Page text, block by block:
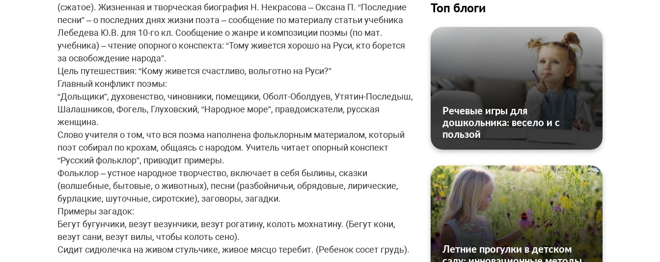
(сжатое). Жизненная и творческая биография Н. Некрасова – Оксана П. “Последние
песни” – о последних днях жизни поэта – сообщение по материалу статьи учебника
Лебедева Ю.В. для 10-го кл. Сообщение о жанре и композиции поэмы (по мат.
учебника) – чтение опорного конспекта: “Тому живется хорошо на Руси, кто борется
за освобождение народа”.
Цель путешествия: “Кому живется счастливо, вольготно на Руси?”
Главный конфликт поэмы:
“Дольщики”, духовенство, чиновники, помещики, Оболт-Оболдуев, Утятин-Последыш,
Шалашников, Фогель, Глуховский, “Народное море”, правдоискатели, русская
женщина.
Слово учителя о том, что вся поэма наполнена фольклорным материалом, который
поэт собирал по крохам, общаясь с народом. Учитель читает опорный конспект
“Русский фольклор”, приводит примеры.
Фольклор – устное народное творчество, включает в себя былины, сказки
(волшебные, бытовые, о животных), песни (разбойничьи, обрядовые, лирические,
бурлацкие, шуточные, сиротские), заговоры, загадки.
Примеры загадок:
Бегут бугунчики, везут везунчики, везут рогатину, колоть мохнатину. (Бегут кони,
везут сани, везут вилы, чтобы колоть сено).
Сидит сидюлечка на живом стульчике, живое мясцо теребит. (Ребенок сосет грудь).
Топ блоги
Речевые игры для
дошкольника: весело и с
пользой
Летние прогулки в детском